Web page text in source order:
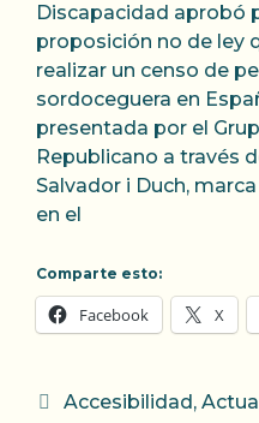
Discapacidad aprobó
proposición no de ley
realizar un censo de
sordoceguera en
presentada por el
Republicano a través
Salvador i Duch,
en el
Comparte esto:
Facebook X
Categorías
Accesibilidad ,